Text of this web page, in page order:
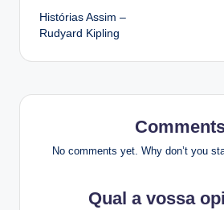
navigation
Histórias Assim –
Rudyard Kipling
No comments yet. Why don’t you
Qual a vossa